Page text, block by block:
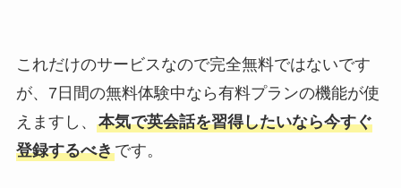
これだけのサービスなので完全無料ではないです
が、7日間の無料体験中なら有料プランの機能が使
えますし、 本気で英会話を習得したいなら今すぐ
登録するべきです。